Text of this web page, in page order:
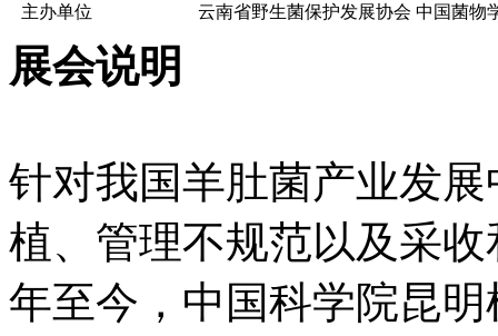
主办单位 云南省野生菌保护发展协会 中国菌物
展会说明
针对我国羊肚菌产业发
植、管理不规范以及采
年至今，中国科学院昆